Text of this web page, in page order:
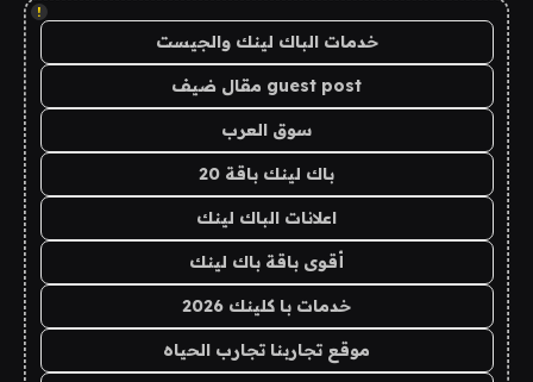
!
خدمات الباك لينك والجيست
guest post مقال ضيف
سوق العرب
باك لينك باقة 20
اعلانات الباك لينك
أقوى باقة باك لينك
خدمات با كلينك 2026
موقع تجاربنا تجارب الحياه